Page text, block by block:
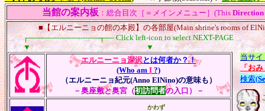
当館の案内板 ：総合目次［＝メインメニュー］(This
■【エルニーニョの館の本殿】の各部屋(Main shrine's rooms of
┌------------------------------┬---- Click left-icon to select NEXT-PAGE
▼ ▼
エルニーニョ深沢とは何者か？！
(Who am I ?)
（エルニーニョ紀元(Anno ElNino)の意味も）
－奥座敷と奥宮（初訪問者の入口）－
かわず
当サ
「お
検索(